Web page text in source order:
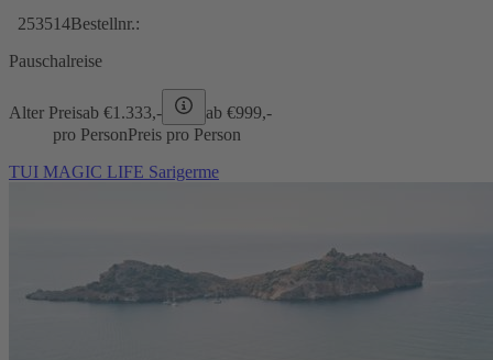
253514Bestellnr.:
Pauschalreise
Alter Preisab €1.333,- ab €999,-
pro PersonPreis pro Person
TUI MAGIC LIFE Sarigerme